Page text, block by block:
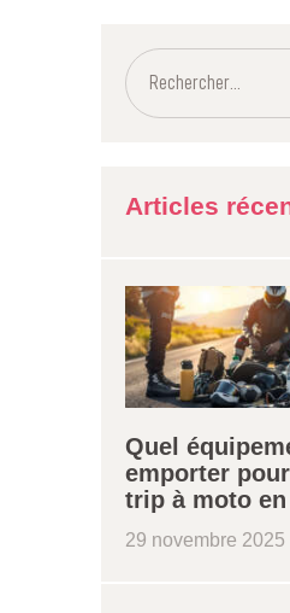
Rechercher :
Articles
Quel
emporter
trip à moto en
29 novembre 2025